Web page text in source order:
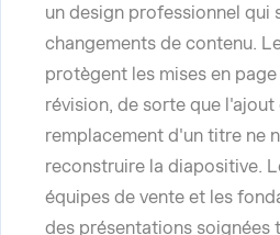
un design professionnel qui
changements de contenu.
protègent les mises en
révision, de sorte que l'ajout
remplacement d'un titre ne
reconstruire la diapositive.
équipes de vente et les
des présentations soignées